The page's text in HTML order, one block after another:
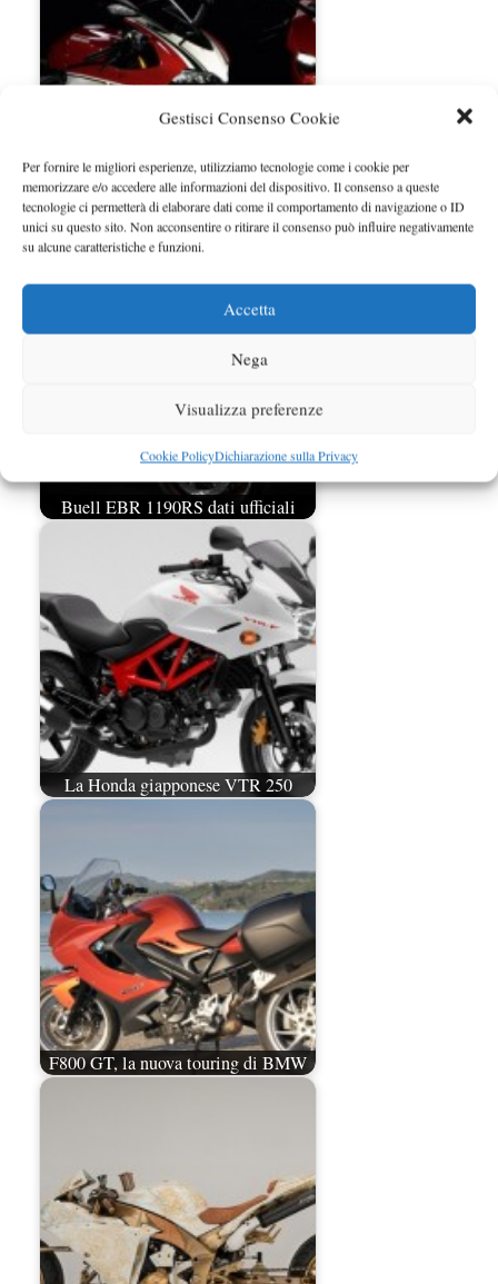
Gestisci Consenso Cookie
Per fornire le migliori esperienze, utilizziamo tecnologie come i cookie per
memorizzare e/o accedere alle informazioni del dispositivo. Il consenso a queste
tecnologie ci permetterà di elaborare dati come il comportamento di navigazione o ID
unici su questo sito. Non acconsentire o ritirare il consenso può influire negativamente
su alcune caratteristiche e funzioni.
Accetta
Nega
Visualizza preferenze
Cookie PolicyDichiarazione sulla Privacy
Nuova MV Agusta Brutale 920
Buell EBR 1190RS dati ufficiali
La Honda giapponese VTR 250
F800 GT, la nuova touring di BMW